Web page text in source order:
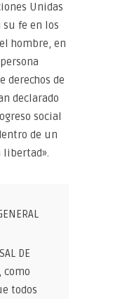
Unidas
su fe en los
hombre, en
derechos de
declarado
social
de un
libertad».
DE
como
todos